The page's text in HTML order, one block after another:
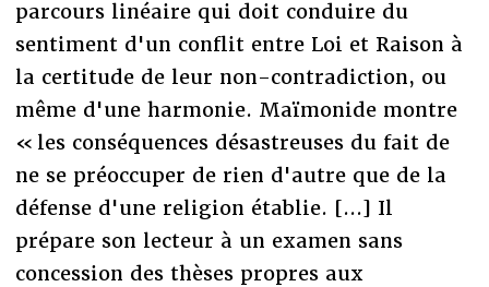
parcours linéaire qui doit conduire du
sentiment d'un conflit entre Loi et Raison à
la certitude de leur non-contradiction, ou
même d'une harmonie. Maïmonide montre
« les conséquences désastreuses du fait de
ne se préoccuper de rien d'autre que de la
défense d'une religion établie. [...] Il
prépare son lecteur à un examen sans
concession des thèses propres aux